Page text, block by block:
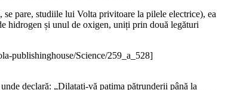
se pare, studiile lui Volta privitoare la pilele electrice), ea
hidrogen și unul de oxigen, uniți prin două legături
publishinghouse/Science/259_a_528]
declară: „Dilatați-vă patima pătrunderii până la